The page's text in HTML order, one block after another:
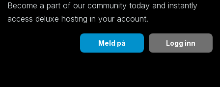
Become a part of our community today and instantly
access deluxe hosting in your account.
Meld på Logg inn